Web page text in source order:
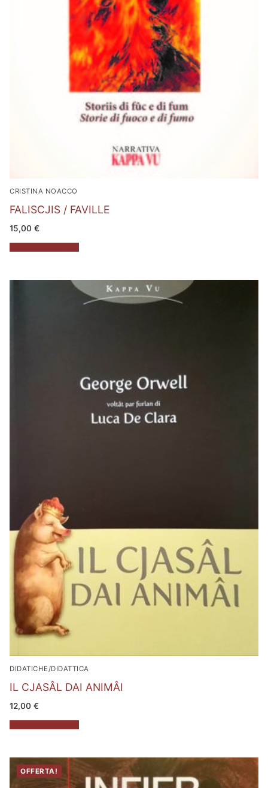
CRISTINA NOACCO
FALISCJIS / FAVILLE
15,00 €
DIDATICHE/DIDATTICA
IL CJASÂL DAI ANIMÂI
12,00 €
OFFERTA!